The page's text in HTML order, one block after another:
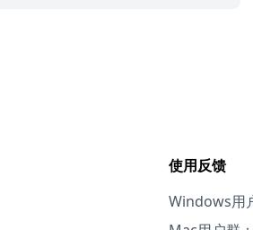
使用反馈
Windows用